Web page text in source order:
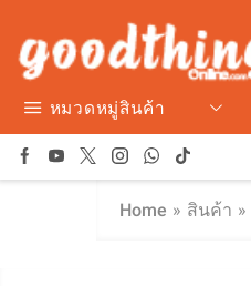
หมวดหมู่สินค้า
Home » สินค้า »